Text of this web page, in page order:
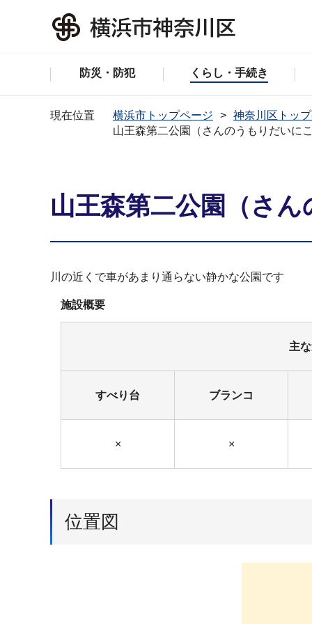
防災・防犯 くらし・手続き
現在位置 横浜市トップページ
神奈川区トッ
山王森第二公園（さんのうもりだいに
山王森第二公園（さ
川の近くで車があまり通らない静かな公園です
施設概要
主
すべり台 ブランコ
× ×
位置図